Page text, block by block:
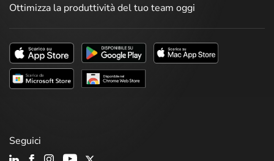
Ottimizza la produttività del tuo team oggi
Seguici